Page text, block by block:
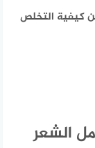
كيفية التخلص